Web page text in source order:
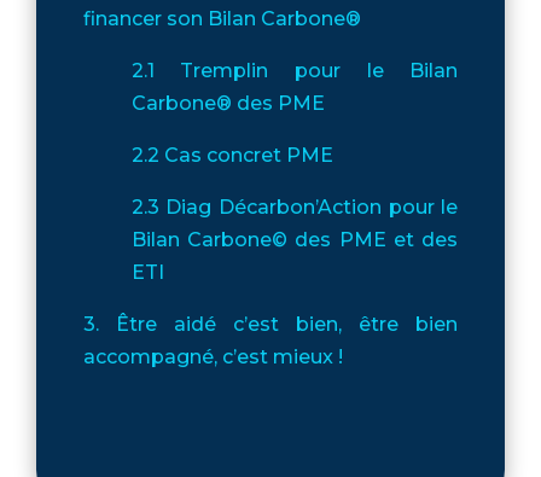
financer son Bilan Carbone®
2.1 Tremplin pour le Bilan
Carbone® des PME
2.2 Cas concret PME
2.3 Diag Décarbon’Action pour le
Bilan Carbone© des PME et des
ETI
3. Être aidé c’est bien, être bien
accompagné, c’est mieux !